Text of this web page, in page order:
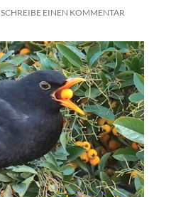
SCHREIBE EINEN KOMMENTAR